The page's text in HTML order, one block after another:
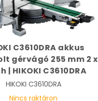
C3610DRA akkus
gérvágó 255 mm 2 x
| HIKOKI C3610DRA
HIKOKI C3610DRA
Nincs raktáron